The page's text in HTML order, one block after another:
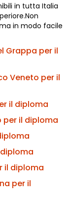
in tutta Italia
in modo facile
Grappa per il
Veneto per il
il diploma
per il diploma
il diploma
per il